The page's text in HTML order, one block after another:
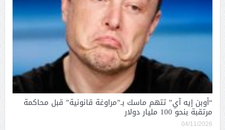
“أوبن إيه آي” تتهم ماسك بـ”مراوغة قانونية” قبل محاكمة
مرتقبة بنحو 100 مليار دولار
04/11/2026